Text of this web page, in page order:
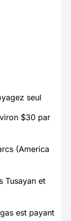
seul
$30 par
(America
Tusayan et
est payant